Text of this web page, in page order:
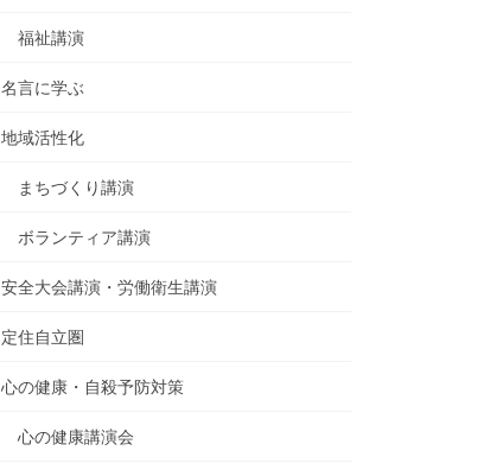
福祉講演
名言に学ぶ
地域活性化
まちづくり講演
ボランティア講演
安全大会講演・労働衛生講演
定住自立圏
心の健康・自殺予防対策
心の健康講演会